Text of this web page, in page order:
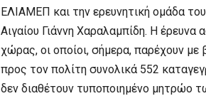
ΕΛΙΑΜΕΠ και την ερευνητική ομάδα
Αιγαίου Γιάννη Χαραλαμπίδη. Η
χώρας, οι οποίοι, σήμερα, παρέχουν
προς τον πολίτη συνολικά 552
δεν διαθέτουν τυποποιημένο μητρώο